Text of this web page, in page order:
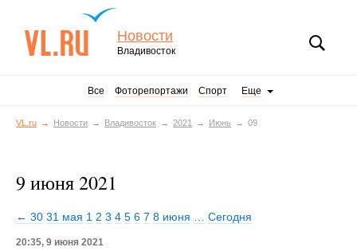
Новости
Владивосток
Все Фоторепортажи Спорт Еще
VL.ru Новости Владивосток 2021 Июнь 09
9 июня 2021
← 30 31 мая 1 2 3 4 5 6 7 8 июня Сегодня
20:35, 9 июня 2021